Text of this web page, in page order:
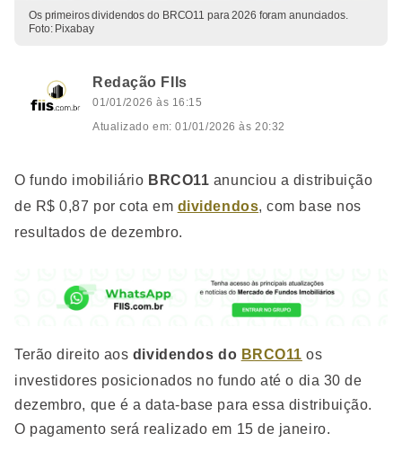
Os primeiros dividendos do BRCO11 para 2026 foram anunciados.
Foto: Pixabay
Redação FIIs
01/01/2026 às 16:15
Atualizado em: 01/01/2026 às 20:32
O fundo imobiliário BRCO11 anunciou a distribuição
de R$ 0,87 por cota em dividendos, com base nos
resultados de dezembro.
Terão direito aos dividendos do BRCO11 os
investidores posicionados no fundo até o dia 30 de
dezembro, que é a data-base para essa distribuição.
O pagamento será realizado em 15 de janeiro.